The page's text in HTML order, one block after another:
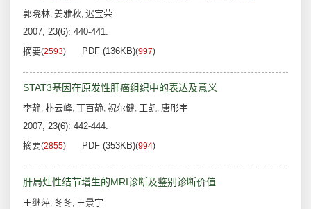
郭晓林, 姜雅秋, 迟宝荣
2007, 23(6): 440-441.
摘要(2593) PDF (136KB)(997)
STAT3基因在原发性肝癌组织中的表达及意义
李静, 朴云峰, 丁百静, 祝尔健, 王凯, 唐彤宇
2007, 23(6): 442-444.
摘要(2855) PDF (353KB)(994)
肝局灶性结节增生的MRI诊断及鉴别诊断价值
王继萍, 冬冬, 王景宇